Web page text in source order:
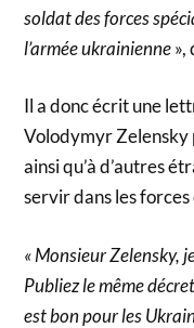
soldat des forces
l’armée ukrainienne»,
Il a donc écrit une
Volodymyr Zelensky
ainsi qu’à d’autres
servir dans les
« Monsieur Zelensky,
Publiez le même
est bon pour les